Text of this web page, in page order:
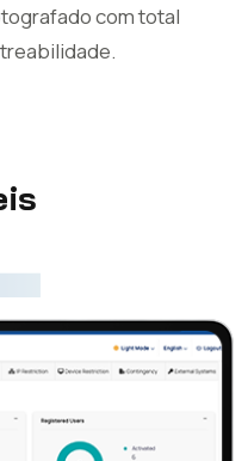
com total